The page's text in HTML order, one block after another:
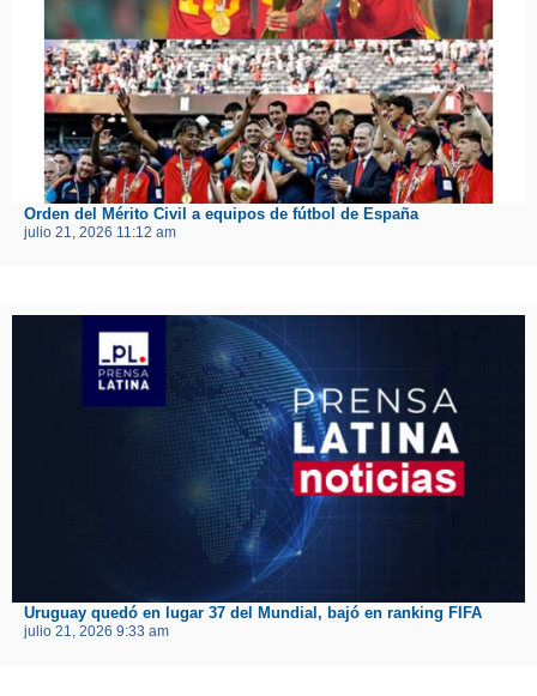
Orden del Mérito Civil a equipos de fútbol de España
julio 21, 2026 11:12 am
Uruguay quedó en lugar 37 del Mundial, bajó en ranking FIFA
julio 21, 2026 9:33 am